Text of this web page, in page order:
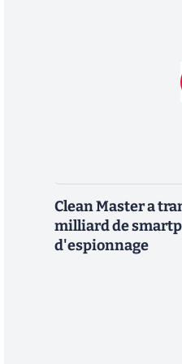
Clean Master a
milliard de
d'espionnage